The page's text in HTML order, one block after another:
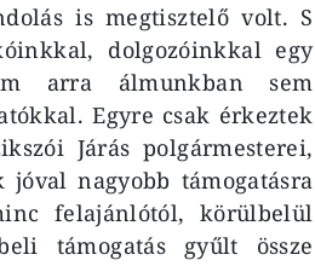
is megtisztelő volt. S
dolgozóinkkal egy
arra álmunkban sem
Egyre csak érkeztek
Járás polgármesterei,
nagyobb támogatásra
felajánlótól, körülbelül
támogatás gyűlt össze